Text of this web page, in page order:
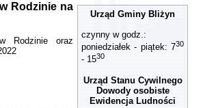
Rodzinie na
Rodzinie oraz
Urząd Gminy Bliżyn
czynny w godz.:
poniedziałek - piątek: 730
- 1530
Urząd Stanu Cywilnego
Dowody osobiste
Ewidencja Ludności